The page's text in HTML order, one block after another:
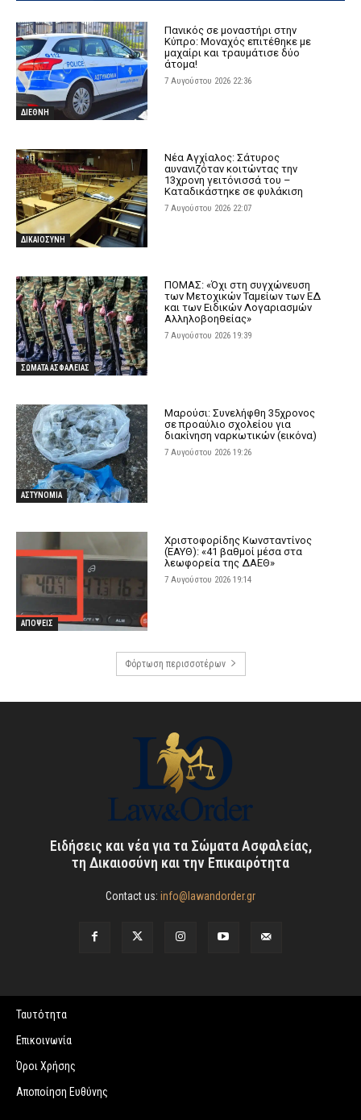
ΔΙΕΘΝΗ
Πανικός σε μοναστήρι στην
Κύπρο: Μοναχός επιτέθηκε με
μαχαίρι και τραυμάτισε δύο
άτομα!
7 Αυγούστου 2026 22:36
ΔΙΚΑΙΟΣΥΝΗ
Νέα Αγχίαλος: Σάτυρος
αυνανιζόταν κοιτώντας την
13χρονη γειτόνισσά του –
Καταδικάστηκε σε φυλάκιση
7 Αυγούστου 2026 22:07
ΣΩΜΑΤΑ ΑΣΦΑΛΕΙΑΣ
ΠΟΜΑΣ: «Όχι στη συγχώνευση
των Μετοχικών Ταμείων των ΕΔ
και των Ειδικών Λογαριασμών
Αλληλοβοηθείας»
7 Αυγούστου 2026 19:39
ΑΣΤΥΝΟΜΙΑ
Μαρούσι: Συνελήφθη 35χρονος
σε προαύλιο σχολείου για
διακίνηση ναρκωτικών (εικόνα)
7 Αυγούστου 2026 19:26
ΑΠΟΨΕΙΣ
Χριστοφορίδης Κωνσταντίνος
(ΕΑΥΘ): «41 βαθμοί μέσα στα
λεωφορεία της ΔΑΕΘ»
7 Αυγούστου 2026 19:14
Φόρτωση περισσοτέρων
Ειδήσεις και νέα για τα Σώματα Ασφαλείας,
τη Δικαιοσύνη και την Επικαιρότητα
Contact us: info@lawandorder.gr
Ταυτότητα
Επικοινωνία
Όροι Χρήσης
Αποποίηση Ευθύνης